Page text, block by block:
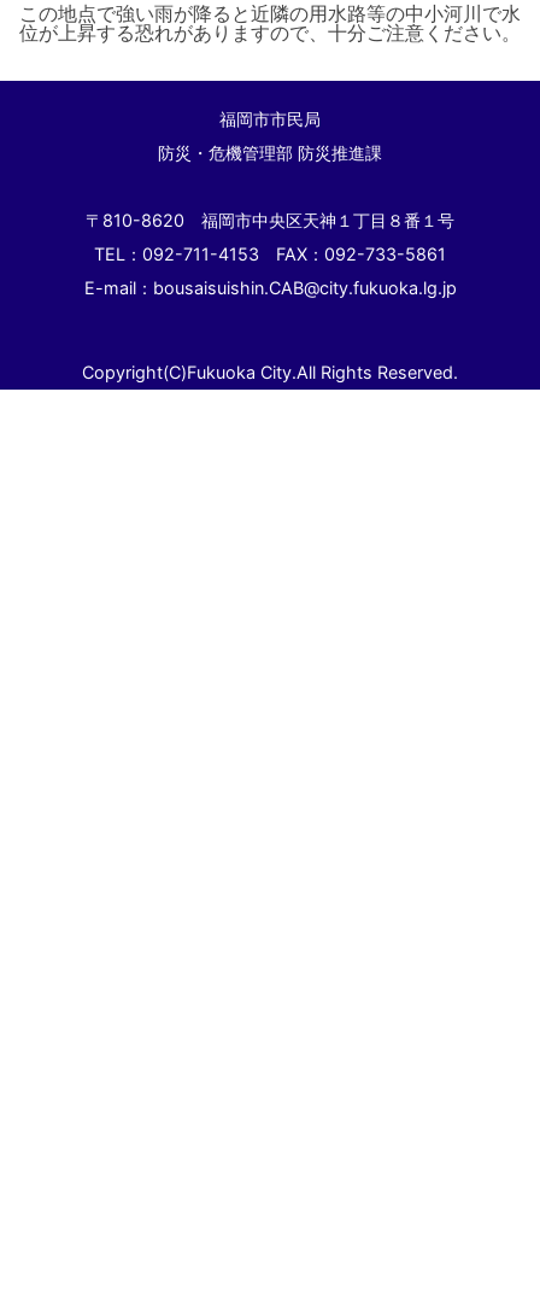
この地点で強い雨が降ると近隣の用水路等の中小河川で水
位が上昇する恐れがありま すので、十分ご注意ください。
福岡市市民局
防災・危機管理部 防災推進課
〒810-8620 福岡市中央区天神１丁目８番１号
TEL：092-711-4153 FAX：092-733-5861
E-mail：bousaisuishin.CAB@city.fukuoka.lg.jp
Copyright(C)Fukuoka City.All Rights Reserved.